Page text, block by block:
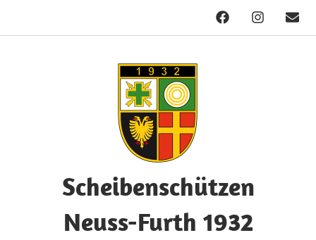
FacebookInstagram
Mail
Scheibenschützen
Neuss-Furth 1932